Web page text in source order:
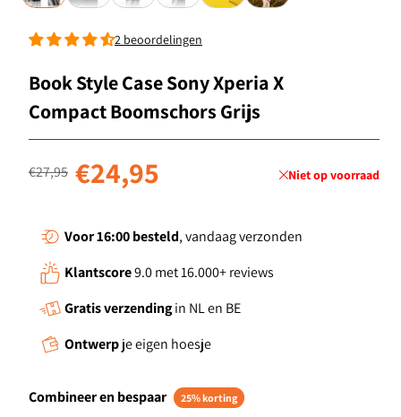
2 beoordelingen
Book Style Case Sony Xperia X
Compact Boomschors Grijs
Normale prijs
€27,95
Aanbiedingsprijs
€24,95 Niet op voorraad
Voor 16:00besteld, vandaag verzonden
Klantscore9.0 met 16.000+ reviews
Gratis verzendingin NL en BE
Ontwerpje eigen hoesje
Combineer en bespaar 25% korting